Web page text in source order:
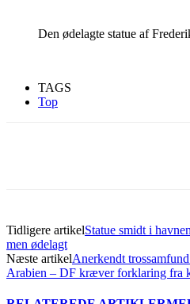
Den ødelagte statue af
TAGS
Top
Tidligere artikelStatue smidt i
men ødelagt
Næste artikelAnerkendt
Arabien – DF kræver forklaring fra